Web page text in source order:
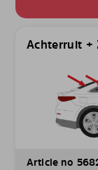
Achterruit +
Article no